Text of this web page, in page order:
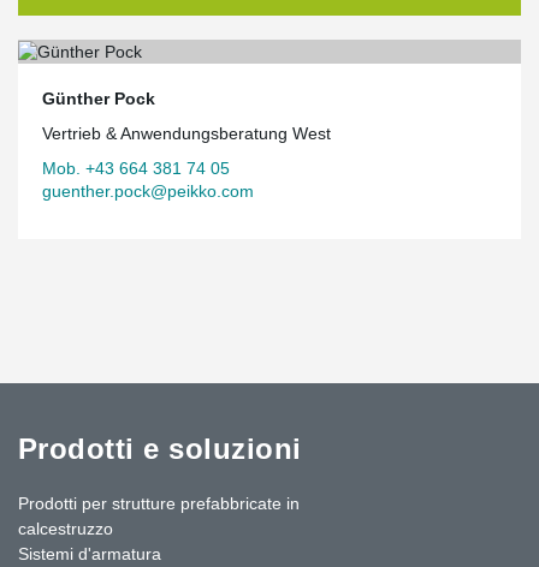
Günther Pock
Vertrieb & Anwendungsberatung West
Mob. +43 664 381 74 05
guenther.pock@peikko.com
Prodotti e soluzioni
Prodotti per strutture prefabbricate in
calcestruzzo
Sistemi d'armatura